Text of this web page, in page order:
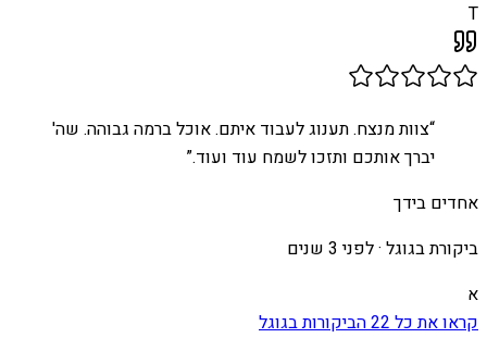
T
“צוות מנצח. תענוג לעבוד איתם. אוכל ברמה גבוהה. שה'
יברך אותכם ותזכו לשמח עוד ועוד.”
אחדים בידך
ביקורת בגוגל ·לפני 3 שנים
א
קראו את כל22הביקורות בגוגל